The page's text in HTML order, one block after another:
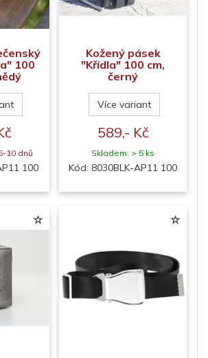
100
10 dnů
100
Kožený pásek
"Křídla" 100 cm,
černý
Více variant
589,- Kč
Skladem: > 5 ks
Kód: 8030BLK-AP11 100